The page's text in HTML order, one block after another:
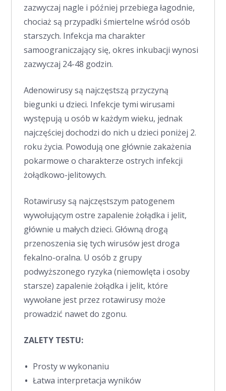
zazwyczaj nagle i później przebiega łagodnie,
chociaż są przypadki śmiertelne wśród osób
starszych. Infekcja ma charakter
samoograniczający się, okres inkubacji wynosi
zazwyczaj 24-48 godzin.
Adenowirusy są najczęstszą przyczyną
biegunki u dzieci. Infekcje tymi wirusami
występują u osób w każdym wieku, jednak
najczęściej dochodzi do nich u dzieci poniżej 2.
roku życia. Powodują one głównie zakażenia
pokarmowe o charakterze ostrych infekcji
żołądkowo-jelitowych.
Rotawirusy są najczęstszym patogenem
wywołującym ostre zapalenie żołądka i jelit,
głównie u małych dzieci. Główną drogą
przenoszenia się tych wirusów jest droga
fekalno-oralna. U osób z grupy
podwyższonego ryzyka (niemowlęta i osoby
starsze) zapalenie żołądka i jelit, które
wywołane jest przez rotawirusy może
prowadzić nawet do zgonu.
ZALETY TESTU:
Prosty w wykonaniu
Łatwa interpretacja wyników